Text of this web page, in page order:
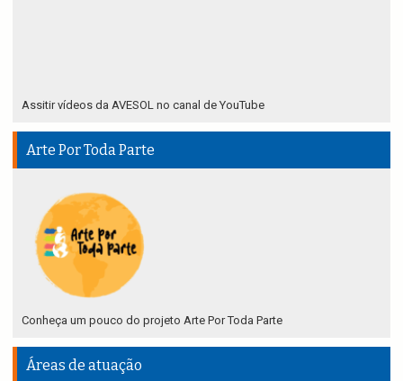
Assitir vídeos da AVESOL no canal de YouTube
Arte Por Toda Parte
Conheça um pouco do projeto Arte Por Toda Parte
Áreas de atuação